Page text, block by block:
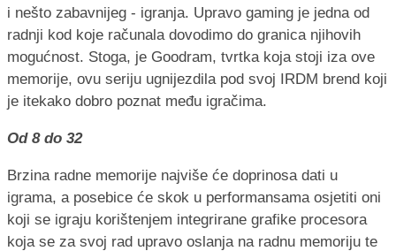
i nešto zabavnijeg - igranja. Upravo gaming je jedna od
radnji kod koje računala dovodimo do granica njihovih
mogućnost. Stoga, je Goodram, tvrtka koja stoji iza ove
memorije, ovu seriju ugnijezdila pod svoj IRDM brend koji
je itekako dobro poznat među igračima.
Od 8 do 32
Brzina radne memorije najviše će doprinosa dati u
igrama, a posebice će skok u performansama osjetiti oni
koji se igraju korištenjem integrirane grafike procesora
koja se za svoj rad upravo oslanja na radnu memoriju te